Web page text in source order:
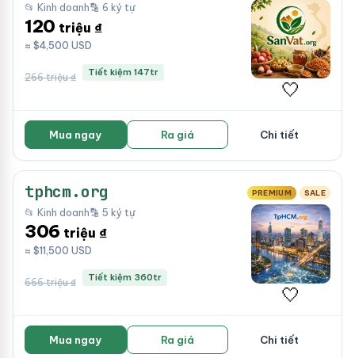
📂 Kinh doanh🔡 6 ký tự
120 triệu ₫
≈ $4,500 USD
266 triệu ₫ Tiết kiệm 147tr
🤍
Mua ngay Ra giá Chi tiết
tphcm.org PREMIUM SALE
📂 Kinh doanh🔡 5 ký tự
306 triệu ₫
≈ $11,500 USD
666 triệu ₫ Tiết kiệm 360tr
🤍
Mua ngay Ra giá Chi tiết